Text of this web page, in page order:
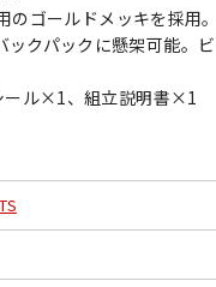
ゴールドメッキを採用。
クパックに懸架可能。
ール×1、組立説明書×1